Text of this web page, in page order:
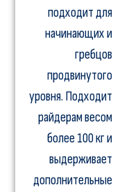
подходит для
начинающих и
гребцов
продвинутого
уровня. Подходит
райдерам весом
более 100 кг и
выдерживает
дополнительные